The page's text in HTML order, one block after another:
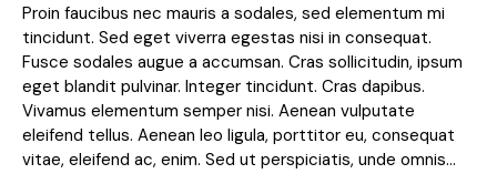
Proin faucibus nec mauris a sodales, sed elementum mi
tincidunt. Sed eget viverra egestas nisi in consequat.
Fusce sodales augue a accumsan. Cras sollicitudin, ipsum
eget blandit pulvinar. Integer tincidunt. Cras dapibus.
Vivamus elementum semper nisi. Aenean vulputate
eleifend tellus. Aenean leo ligula, porttitor eu, consequat
vitae, eleifend ac, enim. Sed ut perspiciatis, unde omnis…